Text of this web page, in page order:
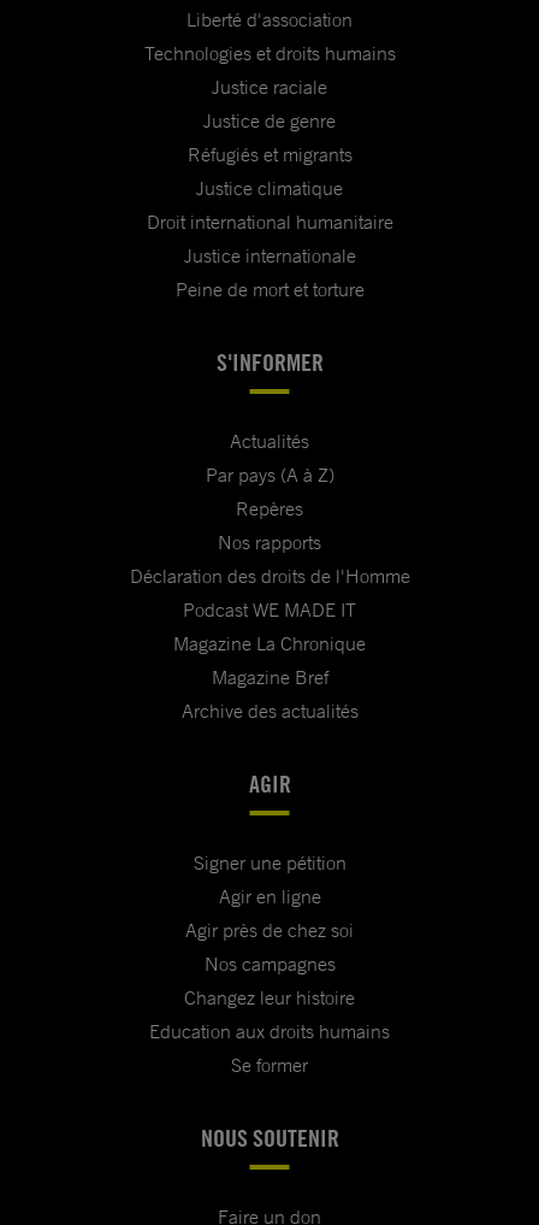
Liberté d'association
Technologies et droits humains
Justice raciale
Justice de genre
Réfugiés et migrants
Justice climatique
Droit international humanitaire
Justice internationale
Peine de mort et torture
S'INFORMER
Actualités
Par pays (A à Z)
Repères
Nos rapports
Déclaration des droits de l'Homme
Podcast WE MADE IT
Magazine La Chronique
Magazine Bref
Archive des actualités
AGIR
Signer une pétition
Agir en ligne
Agir près de chez soi
Nos campagnes
Changez leur histoire
Education aux droits humains
Se former
NOUS SOUTENIR
Faire un don